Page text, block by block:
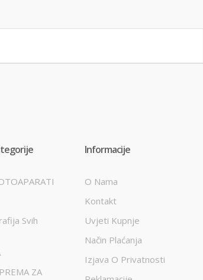
Svih
ZA
Informacije
O Nama
Kontakt
Uvjeti Kupnje
Način Plaćanja
Izjava O Privatnosti